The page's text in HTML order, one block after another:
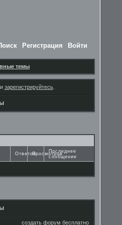
Регистрация Войти
темы
зарегистрируйтесь.
ОтветовПросмотровПоследнее
сообщение
создать форум бесплатно